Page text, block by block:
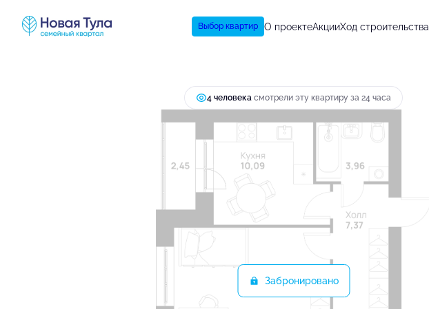
Выбор квартир О проектеАкцииХод строительства
2-комнатная56.04 м 7 371 457 руб.
6 657 428 руб. Ипотека
4 человекa смотрели эту квартиру за 24 часа
Забронировано